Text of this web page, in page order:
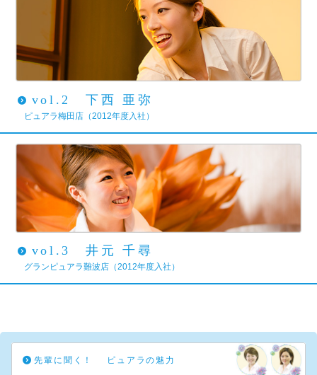
vol.2 下西 亜弥
ピュアラ梅田店（2012年度入社）
vol.3 井元 千尋
グランピュアラ難波店（2012年度入社）
先輩に聞く！ ピュアラの魅力